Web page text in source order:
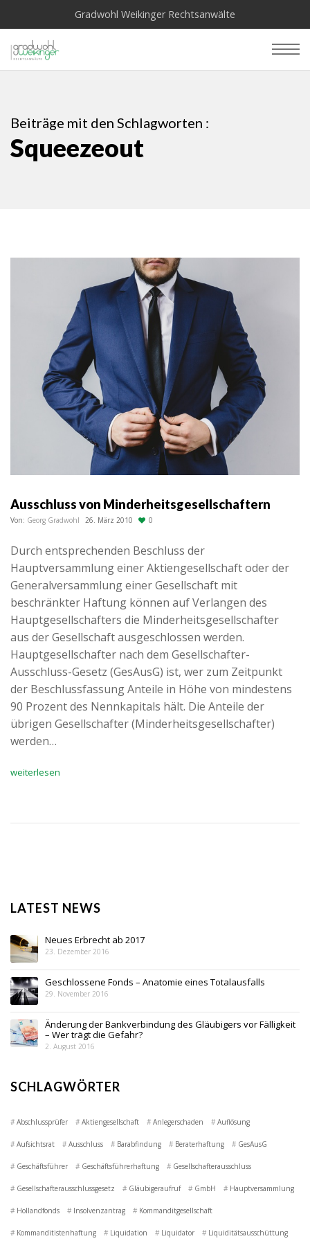
Gradwohl Weikinger Rechtsanwälte
Beiträge mit den Schlagworten :
Squeezeout
Ausschluss von Minderheitsgesellschaftern
Von: Georg Gradwohl 26. März 2010 0
Durch entsprechenden Beschluss der
Hauptversammlung einer Aktiengesellschaft oder der
Generalversammlung einer Gesellschaft mit
beschränkter Haftung können auf Verlangen des
Hauptgesellschafters die Minderheitsgesellschafter
aus der Gesellschaft ausgeschlossen werden.
Hauptgesellschafter nach dem Gesellschafter-
Ausschluss-Gesetz (GesAusG) ist, wer zum Zeitpunkt
der Beschlussfassung Anteile in Höhe von mindestens
90 Prozent des Nennkapitals hält. Die Anteile der
übrigen Gesellschafter (Minderheitsgesellschafter)
werden…
weiterlesen
LATEST NEWS
Neues Erbrecht ab 2017
23. Dezember 2016
Geschlossene Fonds – Anatomie eines Totalausfalls
29. November 2016
Änderung der Bankverbindung des Gläubigers vor Fälligkeit
– Wer trägt die Gefahr?
2. August 2016
SCHLAGWÖRTER
Abschlussprüfer Aktiengesellschaft Anlegerschaden Auflösung
Aufsichtsrat Ausschluss Barabfindung Beraterhaftung GesAusG
Geschäftsführer Geschäftsführerhaftung Gesellschafterausschluss
Gesellschafterausschlussgesetz Gläubigeraufruf GmbH Hauptversammlung
Hollandfonds Insolvenzantrag Kommanditgesellschaft
Kommanditistenhaftung Liquidation Liquidator Liquiditätsausschüttung